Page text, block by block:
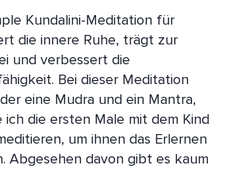
Kundalini-Meditation für
die innere Ruhe, trägt zur
und verbessert die
Bei dieser Meditation
eine Mudra und ein Mantra,
die ersten Male mit dem Kind
um ihnen das Erlernen
Abgesehen davon gibt es kaum